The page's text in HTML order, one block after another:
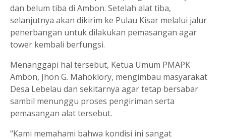
dan belum tiba di Ambon. Setelah alat tiba,
selanjutnya akan dikirim ke Pulau Kisar melalui jalur
penerbangan untuk dilakukan pemasangan agar
tower kembali berfungsi.
Menanggapi hal tersebut, Ketua Umum PMAPK
Ambon, Jhon G. Mahoklory, mengimbau masyarakat
Desa Lebelau dan sekitarnya agar tetap bersabar
sambil menunggu proses pengiriman serta
pemasangan alat tersebut.
“Kami memahami bahwa kondisi ini sangat